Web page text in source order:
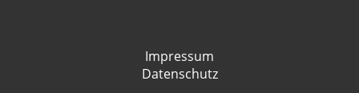
Impressum
Datenschutz